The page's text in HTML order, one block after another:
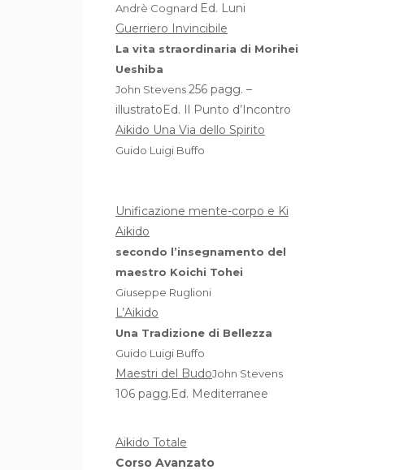
Andrè Cognard Ed. Luni
Guerriero Invincibile
La vita straordinaria di Morihei
Ueshiba
John Stevens256 pagg. –
illustratoEd. Il Punto d’Incontro
Aikido Una Via dello Spirito
Guido Luigi Buffo
Unificazione mente-corpo e Ki
Aikido
secondo l’insegnamento del
maestro Koichi Tohei
Giuseppe Ruglioni
L’Aikido
Una Tradizione di Bellezza
Guido Luigi Buffo
Maestri del BudoJohn Stevens
106 pagg.Ed. Mediterranee
Aikido Totale
Corso Avanzato